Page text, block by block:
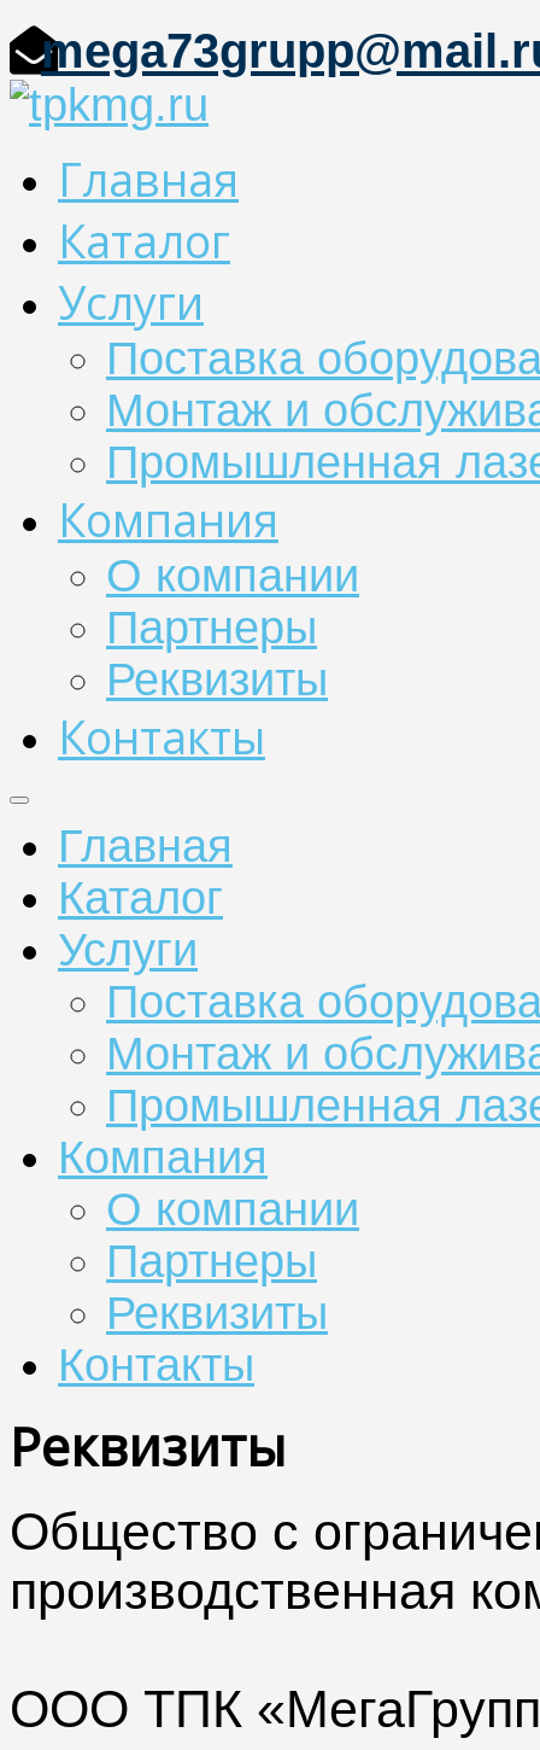
Главная
Каталог
Услуги
Поставка
Монтаж и
Промышленная
Компания
О компании
Партнеры
Реквизиты
Контакты
Главная
Каталог
Услуги
Поставка
Монтаж и
Промышленная
Компания
О компании
Партнеры
Реквизиты
Контакты
Реквизиты
Общество с
производственная
ООО ТПК